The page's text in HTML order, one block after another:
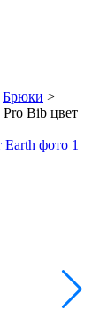
Брюки >
Bib цвет